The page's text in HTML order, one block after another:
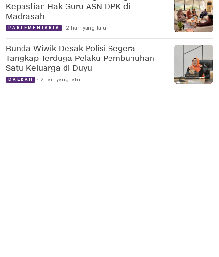
Kepastian Hak Guru ASN DPK di
Madrasah
PARLEMENTARIA 2 hari yang lalu
Bunda Wiwik Desak Polisi Segera
Tangkap Terduga Pelaku Pembunuhan
Satu Keluarga di Duyu
DAERAH 2 hari yang lalu